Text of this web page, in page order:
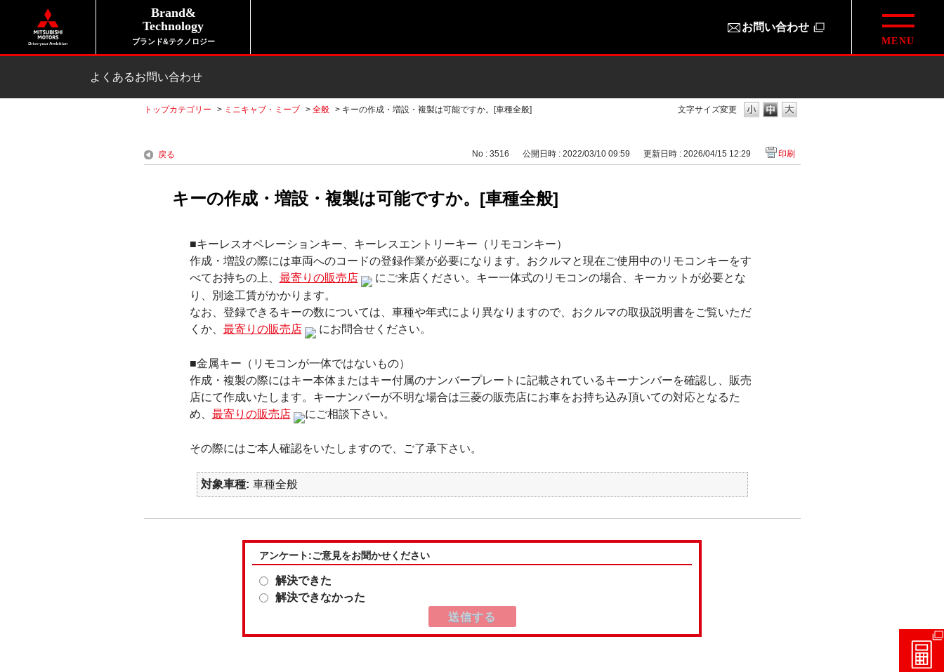
Brand&
Technology
ブランド&テクノロジー
お問い合わせ
よくあるお問い合わせ
文字サイズ変更
トップカテゴリー > ミニキャブ・ミーブ > 全般 > キーの作成・増設・複製は可能ですか。[車種全般]
戻る No : 3516 公開日時 : 2022/03/10 09:59 更新日時 : 2026/04/15 12:29 印刷
キーの作成・増設・複製は可能ですか。[車種全般]
■キーレスオペレーションキー、キーレスエントリーキー（リモコンキー）
作成・増設の際には車両へのコードの登録作業が必要になります。おクルマと現在ご使用中のリモコンキーをす
べてお持ちの上、 最寄りの販売店
にご来店ください。キー一体式のリモコンの場合、キーカットが必要とな
り、別途工賃がかかります。
なお、登録できるキーの数については、車種や年式により異なりますので、おクルマの取扱説明書をご覧いただ
くか、 最寄りの販売店 にお問合せください。
■金属キー（リモコンが一体ではないもの）
作成・複製の際にはキー本体またはキー付属のナンバープレートに記載されているキーナンバーを確認し、販売
店にて作成いたします。キーナンバーが不明な場合は三菱の販売店にお車をお持ち込み頂いての対応となるた
め、 最寄りの販売店 にご相談下さい。
その際にはご本人確認をいたしますので、ご了承下さい。
対象車種 車種全般
アンケート:ご意見をお聞かせください
解決できた
解決できなかった